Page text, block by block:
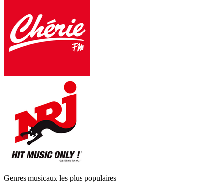
Genres musicaux les plus populaires